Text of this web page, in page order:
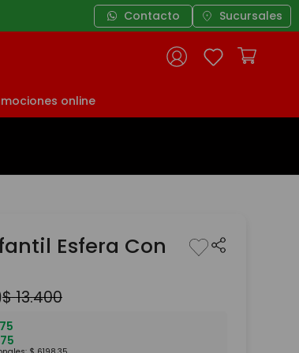
Contacto Sucursales
online
Esfera Con
$13.400
75